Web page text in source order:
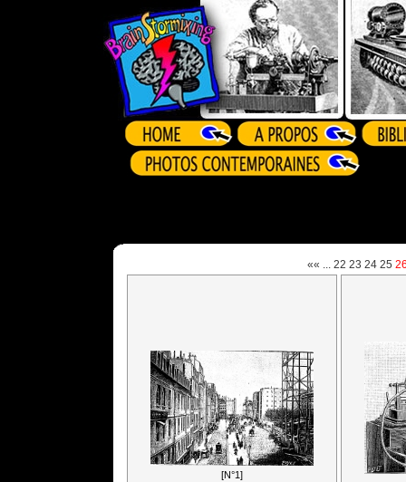
«« ... 22 23 24 25
[N°1]